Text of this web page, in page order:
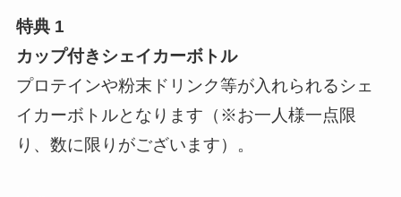
特典 1
カップ付きシェイカーボトル
プロテインや粉末ドリンク等が入れられるシェ
イカーボトルとなります（※お一人様一点限
り、数に限りがございます）。